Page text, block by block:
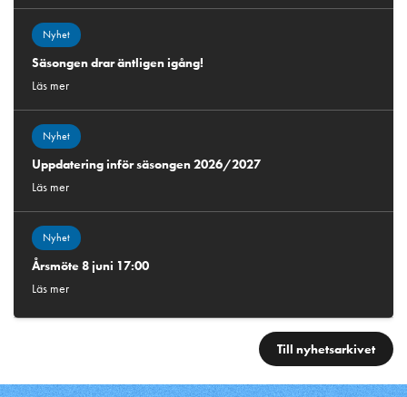
Nyhet
Säsongen drar äntligen igång!
Läs mer
Nyhet
Uppdatering inför säsongen 2026/2027
Läs mer
Nyhet
Årsmöte 8 juni 17:00
Läs mer
Till nyhetsarkivet